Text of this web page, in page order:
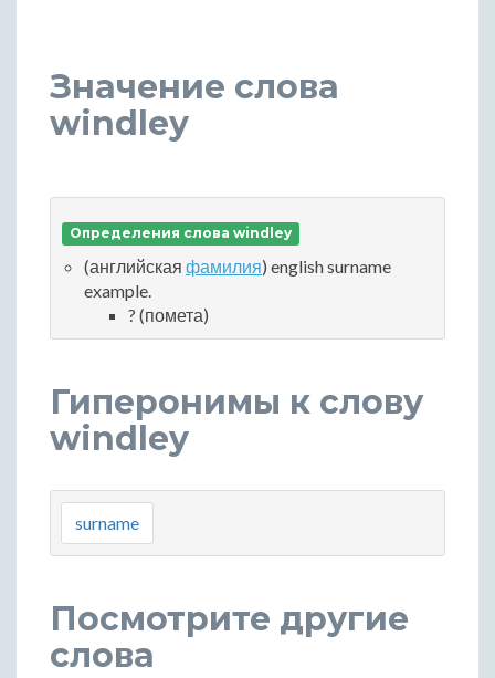
Значение слова
windley
Определения слова windley
(английская фамилия) english surname
example.
? (помета)
Гиперонимы к слову
windley
surname
Посмотрите другие
слова